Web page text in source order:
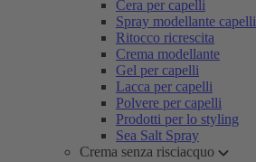
Cera per capelli
Spray modellante capelli
Ritocco ricrescita
Crema modellante
Gel per capelli
Lacca per capelli
Polvere per capelli
Prodotti per lo styling
Sea Salt Spray
Crema senza risciacquo